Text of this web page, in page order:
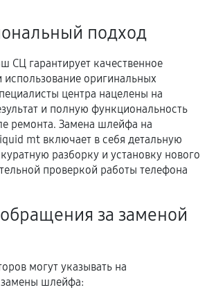
подход
СЦ гарантирует качественное
оригинальных
центра нацелены на
и полную функциональность
ремонта. Замена шлейфа на
mt включает в себя детальную
разборку и установку нового
проверкой работы телефона
за заменой
могут указывать на
шлейфа: